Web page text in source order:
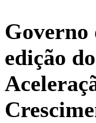
Governo
edição